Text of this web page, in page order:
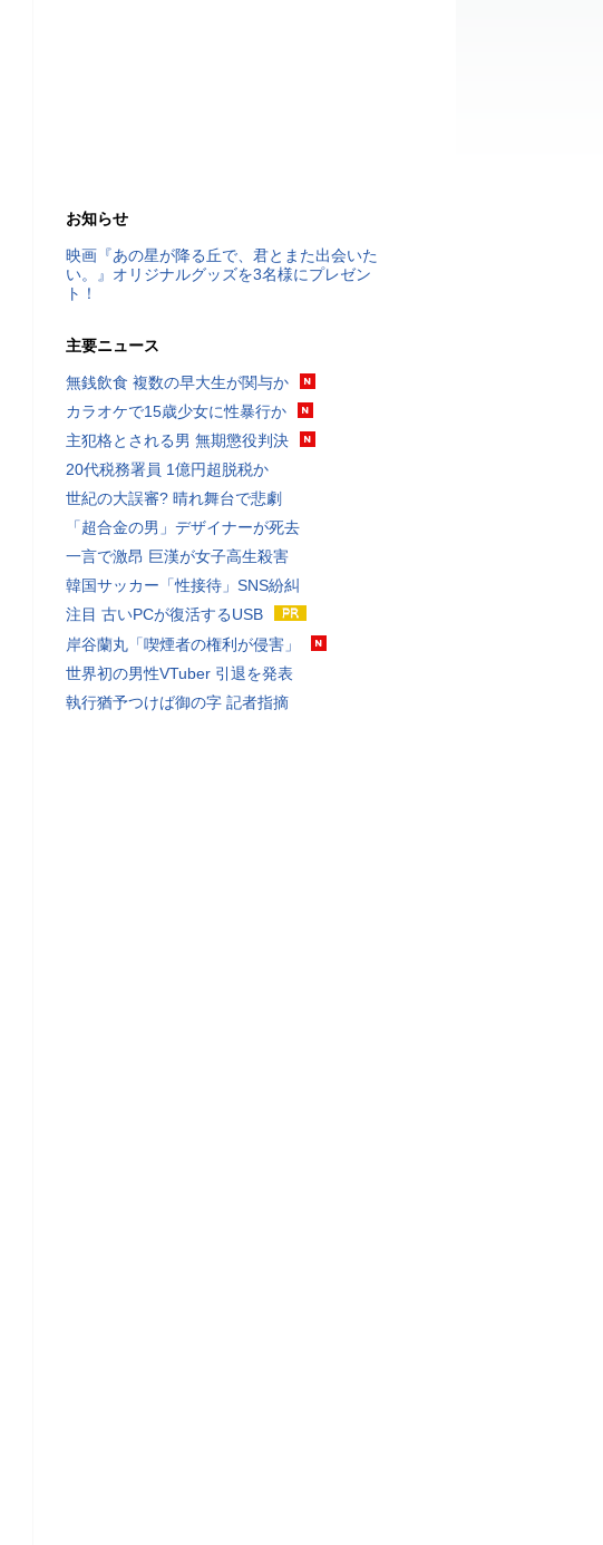
お知らせ
映画『あの星が降る丘で、君とまた出会いた
い。』オリジナルグッズを3名様にプレゼン
ト！
主要ニュース
無銭飲食 複数の早大生が関与か
カラオケで15歳少女に性暴行か
主犯格とされる男 無期懲役判決
20代税務署員 1億円超脱税か
世紀の大誤審? 晴れ舞台で悲劇
「超合金の男」デザイナーが死去
一言で激昂 巨漢が女子高生殺害
韓国サッカー「性接待」SNS紛糾
注目 古いPCが復活するUSB
岸谷蘭丸「喫煙者の権利が侵害」
世界初の男性VTuber 引退を発表
執行猶予つけば御の字 記者指摘